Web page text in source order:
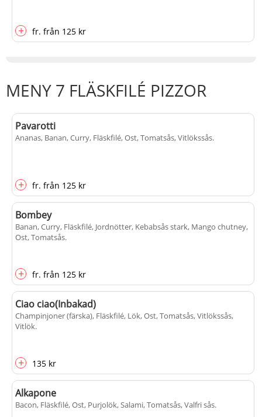
+ fr. från 125 kr
MENY 7 FLÄSKFILÉ PIZZOR
Pavarotti
Ananas, Banan, Curry, Fläskfilé, Ost, Tomatsås, Vitlökssås.
+ fr. från 125 kr
Bombey
Banan, Curry, Fläskfilé, Jordnötter, Kebabsås stark, Mango chutney,
Ost, Tomatsås.
+ fr. från 125 kr
Ciao ciao(Inbakad)
Champinjoner (färska), Fläskfilé, Lök, Ost, Tomatsås, Vitlökssås,
Vitlök.
+ 135 kr
Alkapone
Bacon, Fläskfilé, Ost, Purjolök, Salami, Tomatsås, Valfri sås.